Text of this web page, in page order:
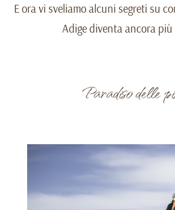
E ora vi sveliamo alcuni segreti su
Adige diventa ancora più
Paradiso delle